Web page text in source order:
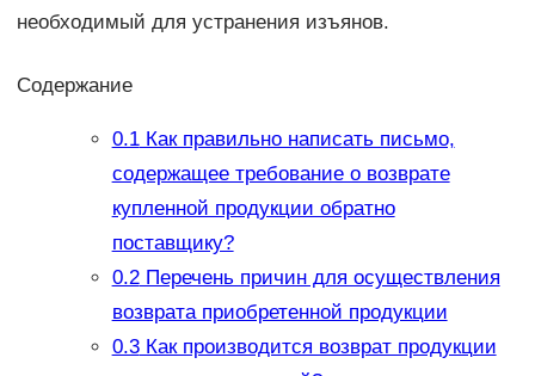
необходимый для устранения изъянов.
Содержание
0.1Как правильно написать письмо,
содержащее требование о возврате
купленной продукции обратно
поставщику?
0.2Перечень причин для осуществления
возврата приобретенной продукции
0.3Как производится возврат продукции